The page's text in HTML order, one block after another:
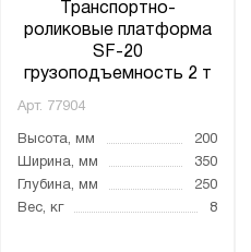
Транспортно-
роликовые платформа
SF-20
грузоподъемность 2 т
Арт. 77904
Высота, мм
200
Ширина, мм
350
Глубина, мм
250
Вес, кг
8